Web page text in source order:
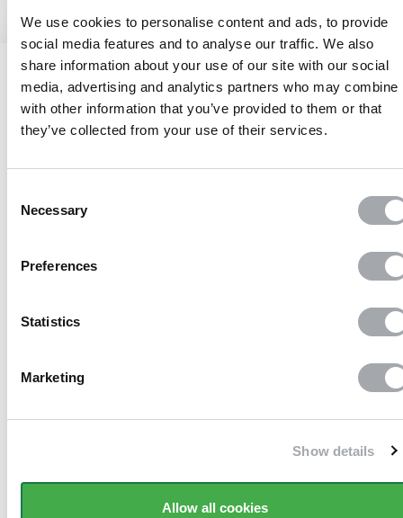
We use cookies to personalise content and ads, to provide
social media features and to analyse our traffic. We also
share information about your use of our site with our social
media, advertising and analytics partners who may combine
with other information that you’ve provided to them or that
they’ve collected from your use of their services.
Selection
Necessary
Preferences
Statistics
Marketing
Show details
Allow all cookies
Jusqu’à 10 ans de garantie
Livraison en 10 jours ouvrés
à domicile